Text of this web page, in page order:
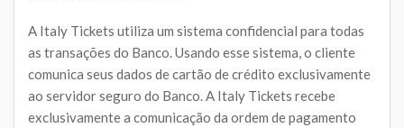
A Italy Tickets utiliza um sistema confidencial para todas
as transações do Banco. Usando esse sistema, o cliente
comunica seus dados de cartão de crédito exclusivamente
ao servidor seguro do Banco. A Italy Tickets recebe
exclusivamente a comunicação da ordem de pagamento